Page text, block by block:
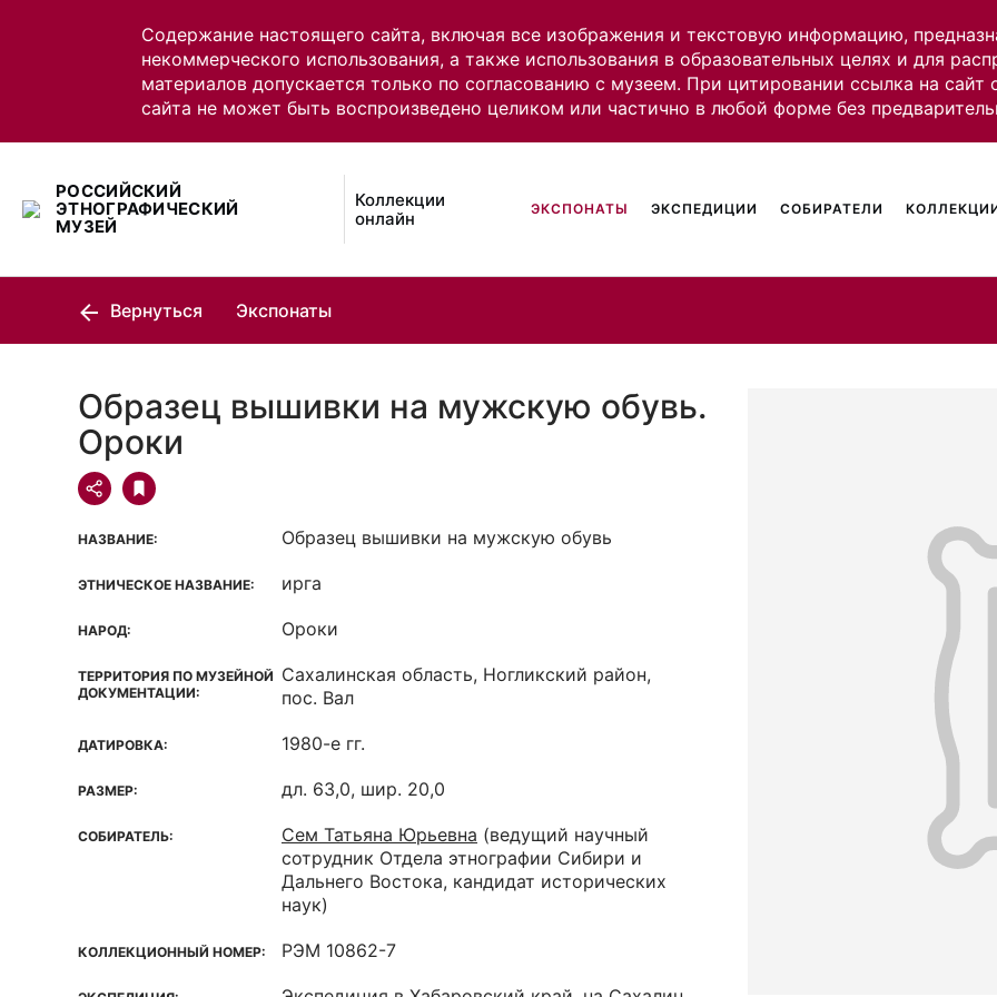
Содержание настоящего сайта, включая все изображения и текстовую информацию,
некоммерческого использования, а также использования в образовательных целях и для
материалов допускается только по согласованию с музеем. При цитировании ссылка на сайт
сайта не может быть воспроизведено целиком или частично в любой форме без
РОССИЙСКИЙ
ЭТНОГРАФИЧЕСКИЙ
МУЗЕЙ
Коллекции
онлайн
ЭКСПОНАТЫ ЭКСПЕДИЦИИ СОБИРАТЕЛИ
Вернуться Экспонаты
Образец вышивки на мужскую обувь.
Ороки
НАЗВАНИЕ: Образец вышивки на мужскую обувь
ЭТНИЧЕСКОЕ НАЗВАНИЕ: ирга
НАРОД: Ороки
ТЕРРИТОРИЯ ПО МУЗЕЙНОЙ
ДОКУМЕНТАЦИИ:
Сахалинская область, Ногликский район,
пос. Вал
ДАТИРОВКА: 1980-е гг.
РАЗМЕР: дл. 63,0, шир. 20,0
СОБИРАТЕЛЬ: Сем Татьяна Юрьевна (ведущий научный
сотрудник Отдела этнографии Сибири и
Дальнего Востока, кандидат исторических
наук)
КОЛЛЕКЦИОННЫЙ НОМЕР: РЭМ 10862-7